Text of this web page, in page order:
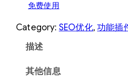
免费使用
Category: SEO优化, 功能插
描述
其他信息